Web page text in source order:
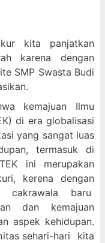
kita panjatkan
karena dengan
SMP Swasta Budi
kemajuan Ilmu
di era globalisasi
yang sangat luas
termasuk di
ini merupakan
kerena dengan
cakrawala baru
dan kemajuan
aspek kehidupan.
sehari-hari kita